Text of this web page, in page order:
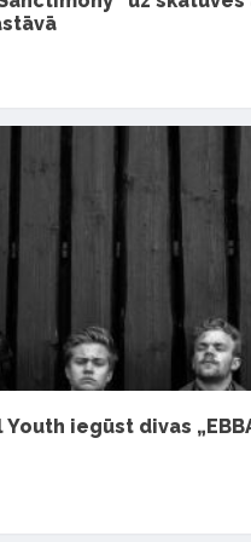
Youth iegūst divas